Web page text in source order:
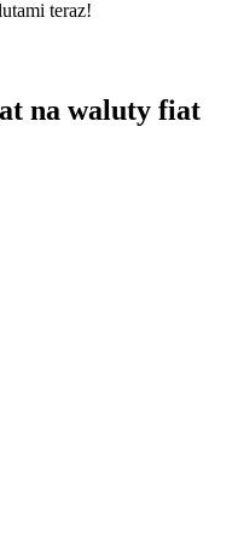
nagrody
teraz!
na waluty fiat